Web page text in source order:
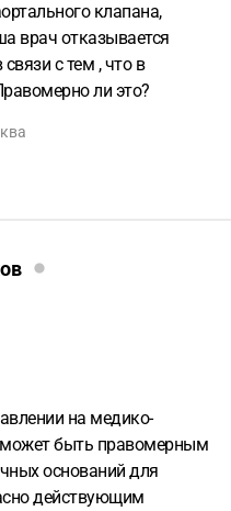
клапана,
врач отказывается
с тем , что в
ли это?
на медико-
быть правомерным
оснований для
действующим